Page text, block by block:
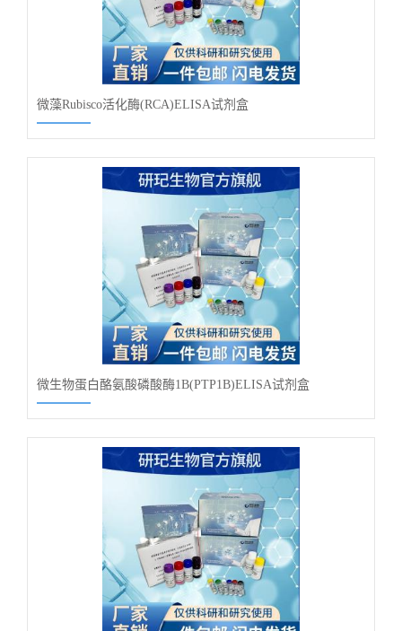
微藻Rubisco活化酶(RCA)ELISA试剂盒
微生物蛋白酪氨酸磷酸酶1B(PTP1B)ELISA试剂盒